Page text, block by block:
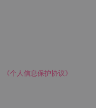
《个人信息保护协议》